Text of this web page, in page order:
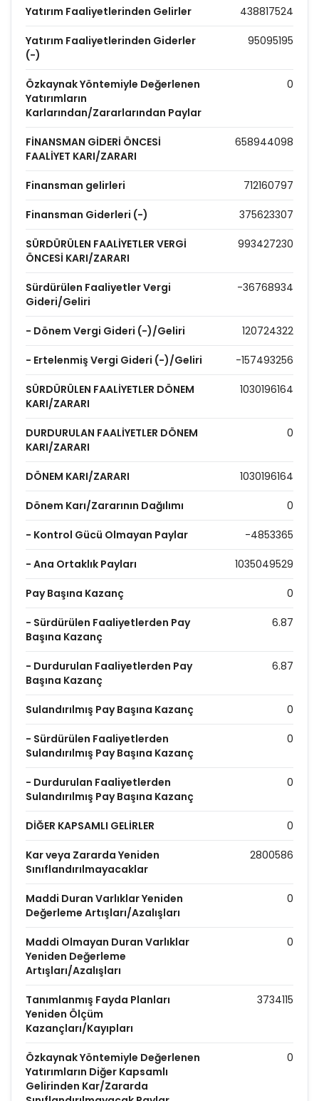
Yatırım Faaliyetlerinden Gelirler 438817524
Yatırım Faaliyetlerinden Giderler
(-)
95095195
Özkaynak Yöntemiyle Değerlenen
Yatırımların
Karlarından/Zararlarından Paylar
0
FİNANSMAN GİDERİ ÖNCESİ
FAALİYET KARI/ZARARI
658944098
Finansman gelirleri 712160797
Finansman Giderleri (-) 375623307
SÜRDÜRÜLEN FAALİYETLER VERGİ
ÖNCESİ KARI/ZARARI
993427230
Sürdürülen Faaliyetler Vergi
Gideri/Geliri
-36768934
- Dönem Vergi Gideri (-)/Geliri 120724322
- Ertelenmiş Vergi Gideri (-)/Geliri -157493256
SÜRDÜRÜLEN FAALİYETLER DÖNEM
KARI/ZARARI
1030196164
DURDURULAN FAALİYETLER DÖNEM
KARI/ZARARI
0
DÖNEM KARI/ZARARI 1030196164
Dönem Karı/Zararının Dağılımı 0
- Kontrol Gücü Olmayan Paylar -4853365
- Ana Ortaklık Payları 1035049529
Pay Başına Kazanç 0
- Sürdürülen Faaliyetlerden Pay
Başına Kazanç
6.87
- Durdurulan Faaliyetlerden Pay
Başına Kazanç
6.87
Sulandırılmış Pay Başına Kazanç 0
- Sürdürülen Faaliyetlerden
Sulandırılmış Pay Başına Kazanç
0
- Durdurulan Faaliyetlerden
Sulandırılmış Pay Başına Kazanç
0
DİĞER KAPSAMLI GELİRLER 0
Kar veya Zararda Yeniden
Sınıflandırılmayacaklar
2800586
Maddi Duran Varlıklar Yeniden
Değerleme Artışları/Azalışları
0
Maddi Olmayan Duran Varlıklar
Yeniden Değerleme
Artışları/Azalışları
0
Tanımlanmış Fayda Planları
Yeniden Ölçüm
Kazançları/Kayıpları
3734115
Özkaynak Yöntemiyle Değerlenen
Yatırımların Diğer Kapsamlı
Gelirinden Kar/Zararda
0